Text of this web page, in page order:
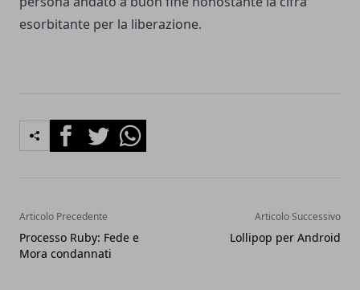
esorbitante per la liberazione.
FacebookTwitterWhatsapp
Articolo Precedente
Processo Ruby: Fede e
Mora condannati
Articolo Successivo
Lollipop per Android